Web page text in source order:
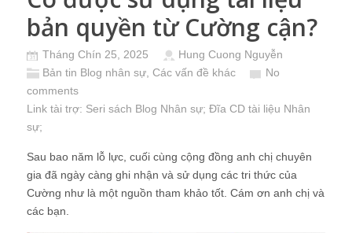
bản quyền từ Cường cận?
Tháng Chín 25, 2025
Hung Cuong Nguyễn
Bản tin Blog nhân sự Các vấn đề khác
No
comments
Link tài trợ: Seri sách Blog Nhân sự; Đĩa CD tài liệu Nhân
sự;
Sau bao năm lỗ lực, cuối cùng cộng đồng anh chị chuyên
gia đã ngày càng ghi nhận và sử dụng các tri thức của
Cường như là một nguồn tham khảo tốt. Cám ơn anh chị và
các bạn.